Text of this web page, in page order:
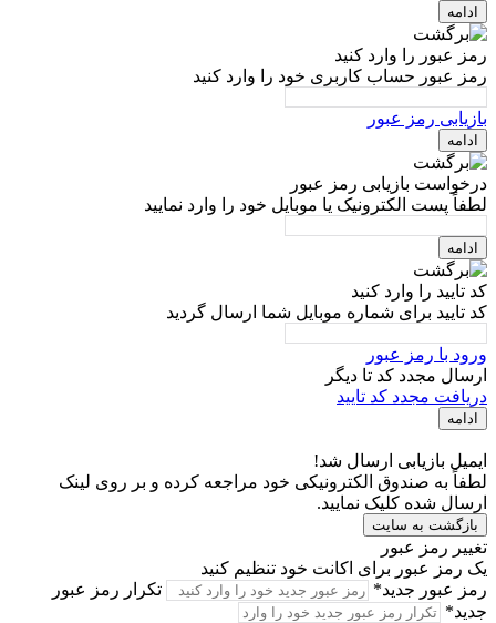
ادامه
رمز عبور را وارد کنید
رمز عبور حساب کاربری خود را وارد کنید
بازیابی رمز عبور
ادامه
درخواست بازیابی رمز عبور
لطفاً پست الکترونیک یا موبایل خود را وارد نمایید
ادامه
کد تایید را وارد کنید
کد تایید برای شماره موبایل شما ارسال گردید
ورود با رمز عبور
ارسال مجدد کد تا دیگر
دریافت مجدد کد تایید
ادامه
ایمیل بازیابی ارسال شد!
لطفاً به صندوق الکترونیکی خود مراجعه کرده و بر روی لینک
ارسال شده کلیک نمایید.
بازگشت به سایت
تغییر رمز عبور
یک رمز عبور برای اکانت خود تنظیم کنید
رمز عبور جدید*
تکرار رمز عبور
جدید*